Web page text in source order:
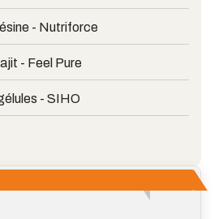
- Nutriforce
- Feel Pure
- SIHO